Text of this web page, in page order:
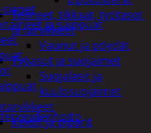
Telineet, tikkaat, työtasot
ja tarvikkeet
Vaunut ja pöydät
Työasut ja suojaimet
Suojalasit ja
kuulosuojaimet
Keksit ja piparit
sienet
ja saippuat